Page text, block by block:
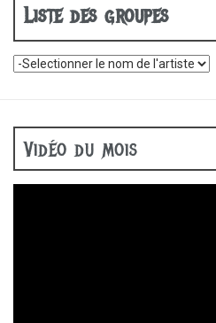
Liste des groupes
Vidéo du mois